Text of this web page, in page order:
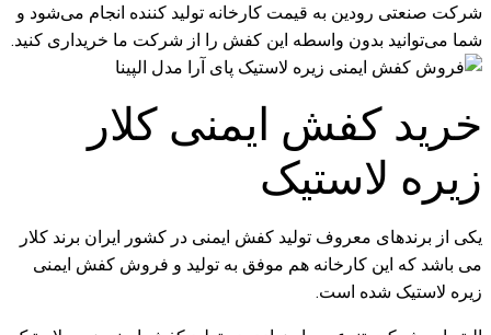
شرکت صنعتی رودین به قیمت کارخانه تولید کننده انجام می‌شود و
شما می‌توانید بدون واسطه این کفش را از شرکت ما خریداری کنید.
خرید کفش ایمنی کلار
زیره لاستیک
یکی از برندهای معروف تولید کفش ایمنی در کشور ایران برند کلار
می باشد که این کارخانه هم موفق به تولید و فروش کفش ایمنی
زیره لاستیک شده است.